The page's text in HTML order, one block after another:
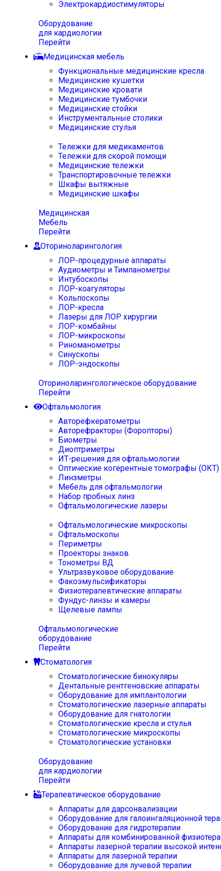
Электрокардиостимуляторы
Оборудование
для кардиологии
Перейти
Медицинская мебель
Функциональные медицинские кресла
Медицинские кушетки
Медицинские кровати
Медицинские тумбочки
Медицинские стойки
Инструментальные столики
Медицинские стулья
Тележки для медикаментов
Тележки для скорой помощи
Медицинские тележки
Транспортировочные тележки
Шкафы вытяжные
Медицинские шкафы
Медицинская
Мебель
Перейти
Оториноларингология
ЛОР-процедурные аппараты
Аудиометры и Тимпанометры
Интубоскопы
ЛОР-коагуляторы
Кольпоскопы
ЛОР-кресла
Лазеры для ЛОР хирургии
ЛОР-комбайны
ЛОР-микроскопы
Риноманометры
Синускопы
ЛОР-эндоскопы
Оториноларингологическое оборудование
Перейти
Офтальмология
Авторефкератометры
Авторефракторы (Форопторы)
Биометры
Диоптриметры
ИТ-решения для офтальмологии
Оптические когерентные томографы (ОКТ)
Линзметры
Мебель для офтальмологии
Набор пробных линз
Офтальмологические лазеры
Офтальмологические микроскопы
Офтальмоскопы
Периметры
Проекторы знаков
Тонометры ВД
Ультразвуковое оборудование
Факоэмульсификаторы
Физиотерапевтические аппараты
Фундус-линзы и камеры
Щелевые лампы
Офтальмологические
оборудование
Перейти
Стоматология
Стоматологические бинокуляры
Дентальные рентгеновские аппараты
Оборудование для имплантологии
Стоматологические лазерные аппараты
Оборудование для гнатологии
Стоматологические кресла и стулья
Стоматологические микроскопы
Стоматологические установки
Оборудование
для кардиологии
Перейти
Терапевтическое оборудование
Аппараты для дарсонвализации
Оборудование для галоингаляционной
Оборудование для гидротерапии
Аппараты для комбинированной
Аппараты лазерной терапии высокой
Аппараты для лазерной терапии
Оборудование для лучевой терапии